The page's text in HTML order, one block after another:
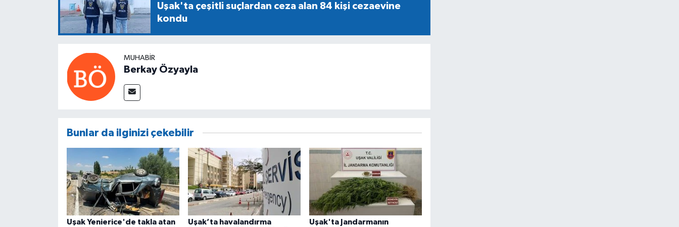
Uşak'ta çeşitli suçlardan ceza alan 84 kişi cezaevine
kondu
MUHABIR
Berkay Özyayla
Bunlar da ilginizi çekebilir
Uşak Yenierice'de takla atan
Uşak’ta havalandırma
Uşak'ta Jandarmanın